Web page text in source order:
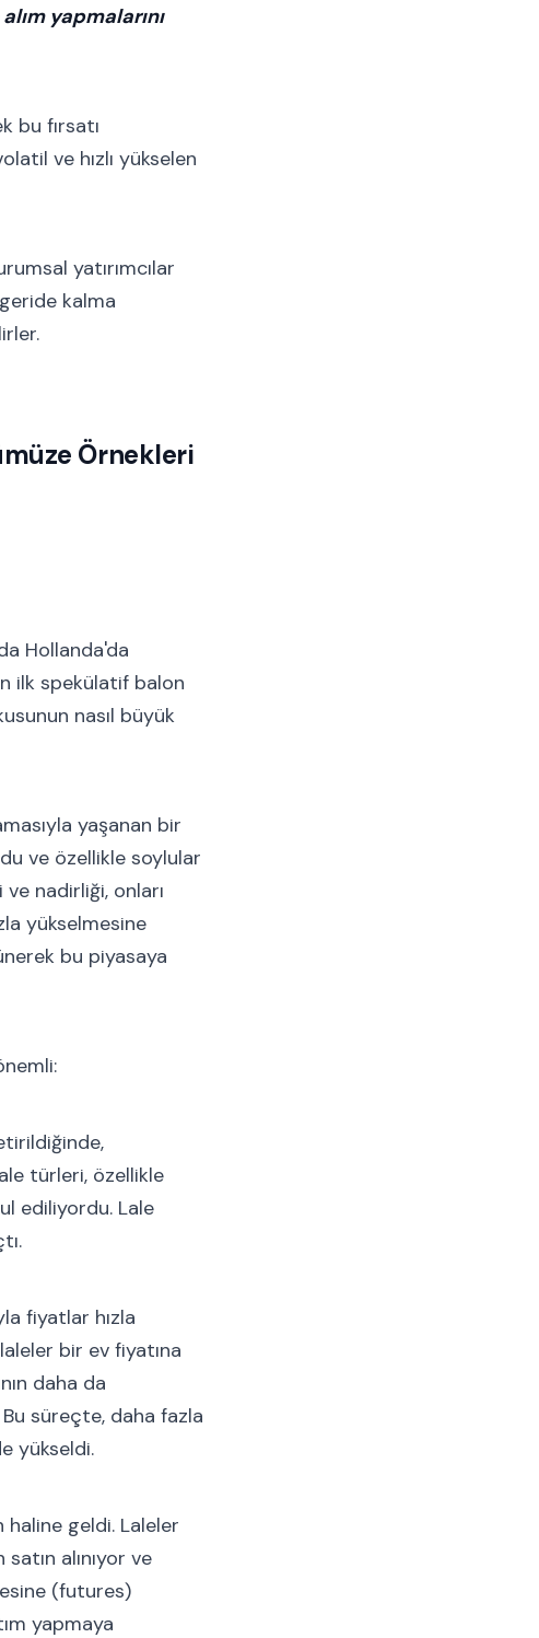
yapmalarını
bu fırsatı
ve hızlı yükselen
yatırımcılar
kalma
Örnekleri
Hollanda'da
ilk spekülatif balon
nasıl büyük
yaşanan bir
ve özellikle soylular
nadirliği, onları
yükselmesine
bu piyasaya
türleri, özellikle
ediliyordu. Lale
fiyatlar hızla
bir ev fiyatına
daha da
süreçte, daha fazla
yükseldi.
haline geldi. Laleler
alınıyor ve
(futures)
yapmaya